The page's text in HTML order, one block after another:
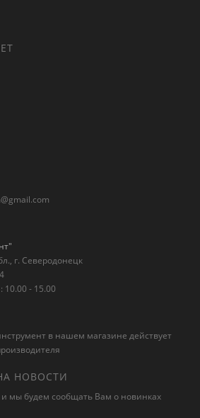
г. Северодонецк
10.00 - 15.00
в нашем магазине действует
НОВОСТИ
мы будем сообщать Вам о новинках